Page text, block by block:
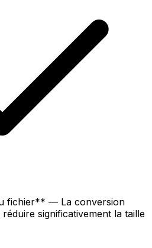
fichier** — La conversion
significativement la taille